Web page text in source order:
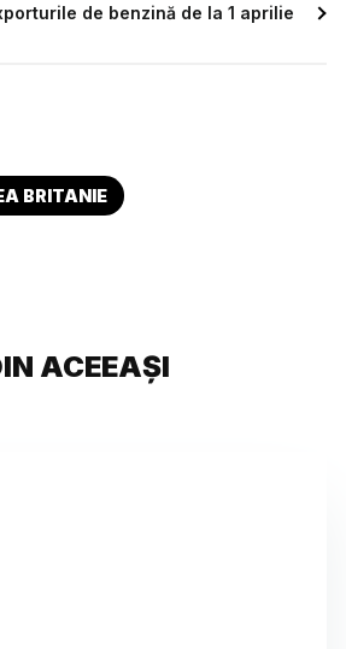
de benzină de la 1 aprilie
BRITANIE
ACEEAȘI